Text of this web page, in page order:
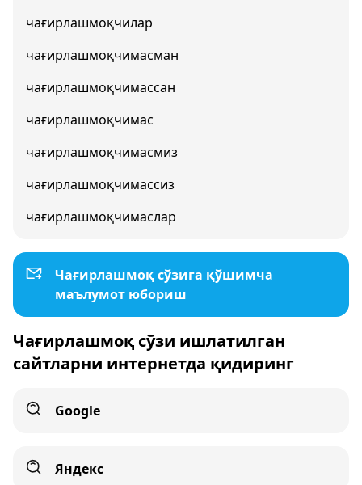
чағирлашмоқчилар
чағирлашмоқчимасман
чағирлашмоқчимассан
чағирлашмоқчимас
чағирлашмоқчимасмиз
чағирлашмоқчимассиз
чағирлашмоқчимаслар
Чағирлашмоқ сўзига қўшимча
маълумот юбориш
Чағирлашмоқ сўзи ишлатилган
сайтларни интернетда қидиринг
Google
Яндекс